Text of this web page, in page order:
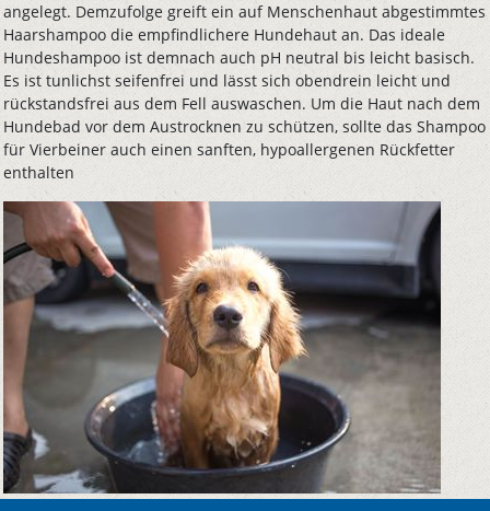
angelegt. Demzufolge greift ein auf Menschenhaut abgestimmtes
Haarshampoo die empfindlichere Hundehaut an. Das ideale
Hundeshampoo ist demnach auch pH neutral bis leicht basisch.
Es ist tunlichst seifenfrei und lässt sich obendrein leicht und
rückstandsfrei aus dem Fell auswaschen. Um die Haut nach dem
Hundebad vor dem Austrocknen zu schützen, sollte das Shampoo
für Vierbeiner auch einen sanften, hypoallergenen Rückfetter
enthalten